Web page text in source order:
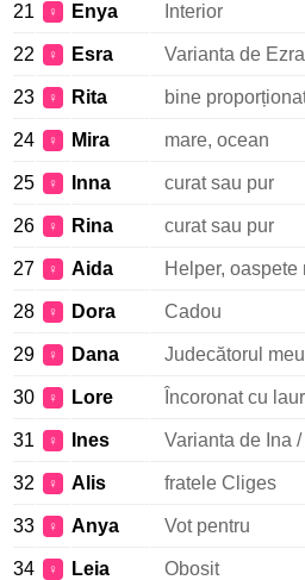
21 ♀ Enya Interior
22 ♀ Esra Varianta de
23 ♀ Rita bine
24 ♀ Mira mare, ocean
25 ♀ Inna curat sau pur
26 ♀ Rina curat sau pur
27 ♀ Aida Helper, oaspete
28 ♀ Dora Cadou
29 ♀ Dana Judecătorul
30 ♀ Lore Încoronat cu
31 ♀ Ines Varianta de Ina
32 ♀ Alis fratele Cliges
33 ♀ Anya Vot pentru
34 ♀ Leia Obosit